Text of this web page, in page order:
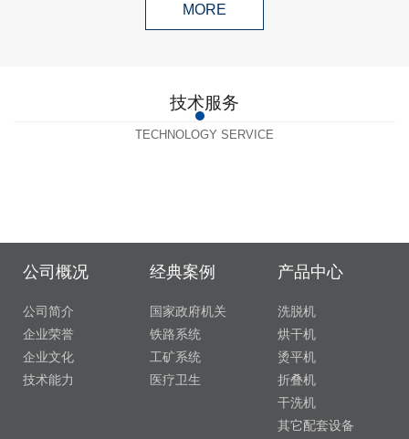
MORE
技术服务
TECHNOLOGY SERVICE
公司概况
公司简介
企业荣誉
企业文化
技术能力
经典案例
国家政府机关
铁路系统
工矿系统
医疗卫生
产品中心
洗脱机
烘干机
烫平机
折叠机
干洗机
其它配套设备